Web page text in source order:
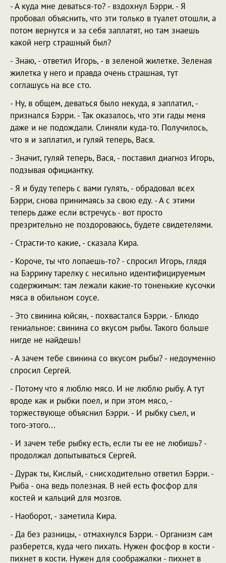
- А куда мне деваться-то? - вздохнул Бэрри. - Я
пробовал объяснить, что эти только в туалет отошли, а
потом вернутся и за себя заплатят, но там знаешь
какой негр страшный был?
- Знаю, - ответил Игорь, - в зеленой жилетке. Зеленая
жилетка у него и правда очень страшная, тут
соглашусь на все сто.
- Ну, в общем, деваться было некуда, я заплатил, -
признался Бэрри. - Так оказалось, что эти гады меня
даже и не подождали. Слиняли куда-то. Получилось,
что я и заплатил, и гуляй теперь, Вася.
- Значит, гуляй теперь, Вася, - поставил диагноз Игорь,
подзывая официантку.
- Я и буду теперь с вами гулять, - обрадовал всех
Бэрри, снова принимаясь за свою еду. - А с этими
теперь даже если встречусь - вот просто
презрительно не поздороваюсь, будете свидетелями.
- Страсти-то какие, - сказала Кира.
- Короче, ты что лопаешь-то? - спросил Игорь, глядя
на Бэррину тарелку с несильно идентифицируемым
содержимым: там лежали какие-то тоненькие кусочки
мяса в обильном соусе.
- Это свинина юйсян, - похвастался Бэрри. - Блюдо
гениальное: свинина со вкусом рыбы. Такого больше
нигде не найдешь!
- А зачем тебе свинина со вкусом рыбы? - недоуменно
спросил Сергей.
- Потому что я люблю мясо. И не люблю рыбу. А тут
вроде как и рыбки поел, и при этом мясо, -
торжествующе объяснил Бэрри. - И рыбку съел, и
того-этого...
- И зачем тебе рыбку есть, если ты ее не любишь? -
продолжал допытываться Сергей.
- Дурак ты, Кислый, - снисходительно ответил Бэрри. -
Рыба - она ведь полезная. В ней есть фосфор для
костей и кальций для мозгов.
- Наоборот, - заметила Кира.
- Да без разницы, - отмахнулся Бэрри. - Организм сам
разберется, куда чего пихать. Нужен фосфор в кости -
пихнет в кости. Нужен для соображалки - пихнет в